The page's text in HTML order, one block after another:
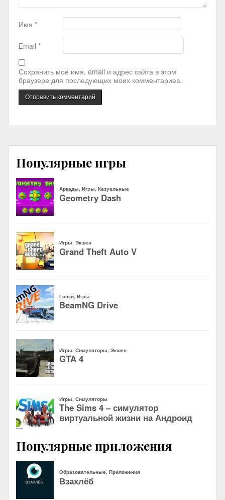
Имя *
Email *
Сохранить моё имя, email и адрес сайта в этом
браузере для последующих моих комментариев.
Популярные игры
Популярные приложения